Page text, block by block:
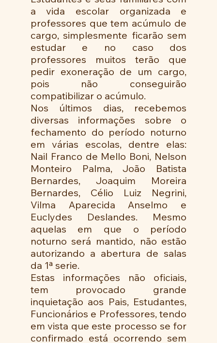
a vida escolar organizada e
professores que tem acúmulo de
cargo, simplesmente ficarão sem
estudar e no caso dos
professores muitos terão que
pedir exoneração de um cargo,
pois não conseguirão
compatibilizar o acúmulo.
Nos últimos dias, recebemos
diversas informações sobre o
fechamento do período noturno
em várias escolas, dentre elas:
Nail Franco de Mello Boni, Nelson
Monteiro Palma, João Batista
Bernardes, Joaquim Moreira
Bernardes, Célio Luiz Negrini,
Vilma Aparecida Anselmo e
Euclydes Deslandes. Mesmo
aquelas em que o período
noturno será mantido, não estão
autorizando a abertura de salas
da 1ª serie.
Estas informações não oficiais,
tem provocado grande
inquietação aos Pais, Estudantes,
Funcionários e Professores, tendo
em vista que este processo se for
confirmado está ocorrendo sem